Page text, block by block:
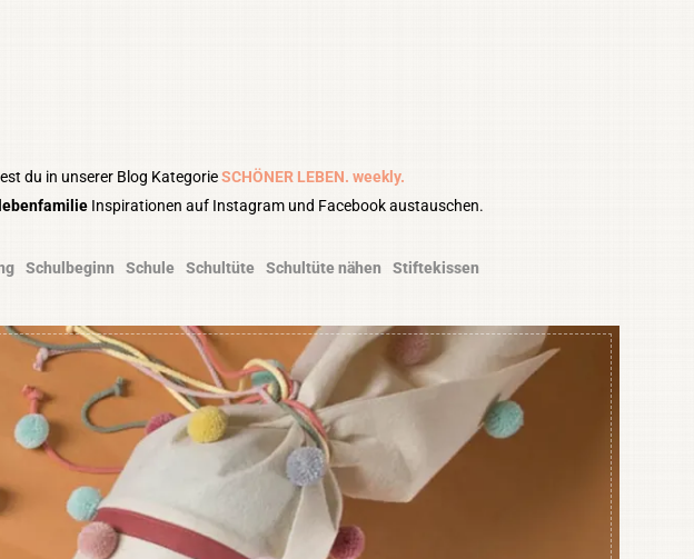
du in unserer Blog KategorieSCHÖNER LEBEN. weekly.
Inspirationen auf Instagram und Facebook austauschen.
Schulbeginn Schule Schultüte Schultüte nähen Stiftekissen